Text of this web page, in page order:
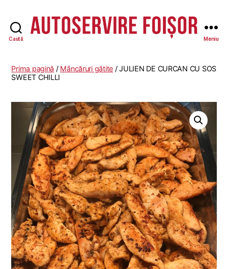
Caută
-
Meniu
Prima pagină / Mâncăruri gătite / JULIEN DE CURCAN CU SOS
SWEET CHILLI